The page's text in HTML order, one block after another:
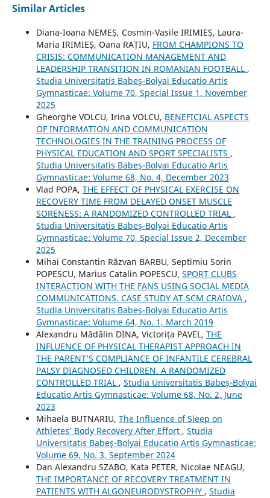
Similar Articles
Diana-Ioana NEMEȘ, Cosmin-Vasile IRIMIEȘ, Laura-
Maria IRIMIEȘ, Oana RAȚIU, FROM CHAMPIONS TO
CRISIS: COMMUNICATION MANAGEMENT AND
LEADERSHIP TRANSITION IN ROMANIAN FOOTBALL ,
Studia Universitatis Babeş-Bolyai Educatio Artis
Gymnasticae: Volume 70, Special Issue 1, November
2025
Gheorghe VOLCU, Irina VOLCU, BENEFICIAL ASPECTS
OF INFORMATION AND COMMUNICATION
TECHNOLOGIES IN THE TRAINING PROCESS OF
PHYSICAL EDUCATION AND SPORT SPECIALISTS ,
Studia Universitatis Babeş-Bolyai Educatio Artis
Gymnasticae: Volume 68, No. 4, December 2023
Vlad POPA, THE EFFECT OF PHYSICAL EXERCISE ON
RECOVERY TIME FROM DELAYED ONSET MUSCLE
SORENESS: A RANDOMIZED CONTROLLED TRIAL ,
Studia Universitatis Babeş-Bolyai Educatio Artis
Gymnasticae: Volume 70, Special Issue 2, December
2025
Mihai Constantin Răzvan BARBU, Septimiu Sorin
POPESCU, Marius Catalin POPESCU, SPORT CLUBS
INTERACTION WITH THE FANS USING SOCIAL MEDIA
COMMUNICATIONS. CASE STUDY AT SCM CRAIOVA ,
Studia Universitatis Babeş-Bolyai Educatio Artis
Gymnasticae: Volume 64, No. 1, March 2019
Alexandru Mădălin DINA, Victorița PAVEL, THE
INFLUENCE OF PHYSICAL THERAPIST APPROACH IN
THE PARENT’S COMPLIANCE OF INFANTILE CEREBRAL
PALSY DIAGNOSED CHILDREN. A RANDOMIZED
CONTROLLED TRIAL , Studia Universitatis Babeş-Bolyai
Educatio Artis Gymnasticae: Volume 68, No. 2, June
2023
Mihaela BUTNARIU, The Influence of Sleep on
Athletes’ Body Recovery After Effort , Studia
Universitatis Babeş-Bolyai Educatio Artis Gymnasticae:
Volume 69, No. 3, September 2024
Dan Alexandru SZABO, Kata PETER, Nicolae NEAGU,
THE IMPORTANCE OF RECOVERY TREATMENT IN
PATIENTS WITH ALGONEURODYSTROPHY , Studia